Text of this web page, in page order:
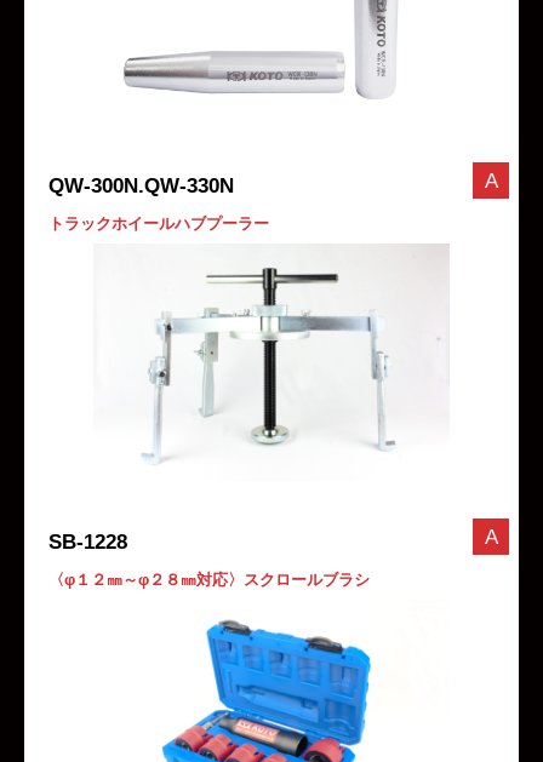
QW-300N.QW-330N
トラックホイールハブプーラー
A
SB-1228
〈φ１２㎜～φ２８㎜対応〉スクロールブラシ
A